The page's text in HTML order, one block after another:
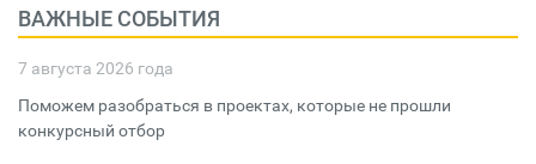
ВАЖНЫЕ СОБЫТИЯ
7 августа 2026 года
Поможем разобраться в проектах, которые не прошли
конкурсный отбор